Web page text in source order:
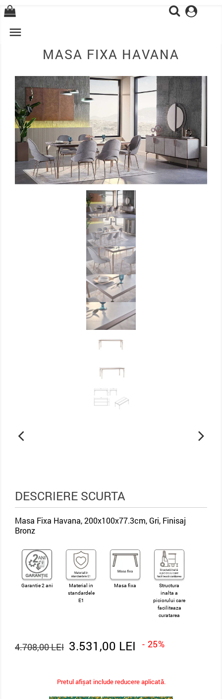

MASA FIXA HAVANA
DESCRIERE SCURTA
Masa Fixa Havana, 200x100x77.3cm, Gri, Finisaj
Bronz
Garantie 2 ani
Material in
standardele
E1
Masa fixa
Structura
inalta a
piciorului care
faciliteaza
curatarea
3.531,00 LEI - 25%
4.708,00 LEI
Pretul afișat include reducere aplicată.